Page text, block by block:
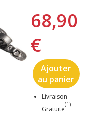
68,90
€
Ajouter
au panier
Livraison
Gratuite
(1)